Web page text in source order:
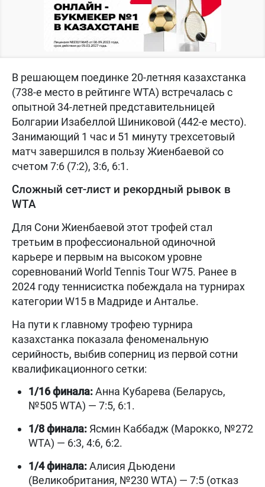
В решающем поединке 20-летняя казахстанка
(738-е место в рейтинге WTA) встречалась с
опытной 34-летней представительницей
Болгарии Изабеллой Шиниковой (442-е место).
Занимающий 1 час и 51 минуту трехсетовый
матч завершился в пользу Жиенбаевой со
счетом 7:6 (7:2), 3:6, 6:1.
Сложный сет-лист и рекордный рывок в
WTA
Для Сони Жиенбаевой этот трофей стал
третьим в профессиональной одиночной
карьере и первым на высоком уровне
соревнований World Tennis Tour W75. Ранее в
2024 году теннисистка побеждала на турнирах
категории W15 в Мадриде и Анталье.
На пути к главному трофею турнира
казахстанка показала феноменальную
серийность, выбив соперниц из первой сотни
квалификационного сетки:
1/16 финала:Анна Кубарева (Беларусь,
№505 WTA) — 7:5, 6:1.
1/8 финала: Ясмин Каббадж (Марокко, №272
WTA) — 6:3, 4:6, 6:2.
1/4 финала:Алисия Дьюдени
(Великобритания, №230 WTA) — 7:5 (отказ